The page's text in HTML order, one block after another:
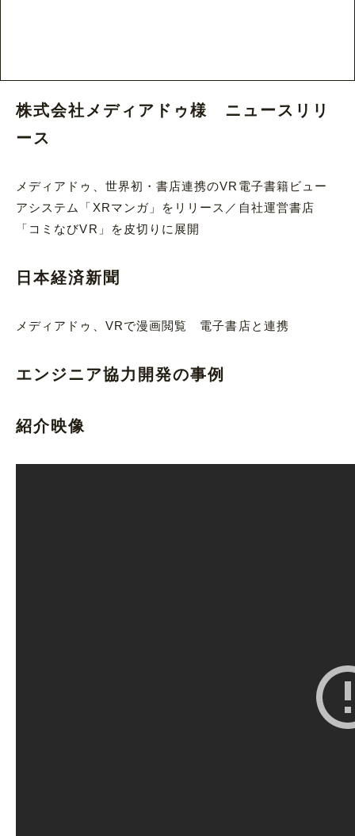
株式会社メディアドゥ様 ニュースリリ
ース
メディアドゥ、世界初・書店連携のVR電子書籍ビュー
アシステム「XRマンガ」をリリース／自社運営書店
「コミなびVR」を皮切りに展開
日本経済新聞
メディアドゥ、VRで漫画閲覧 電子書店と連携
エンジニア協力開発の事例
紹介映像